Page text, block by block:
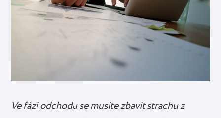
Ve fázi odchodu se musíte zbavit strachu z